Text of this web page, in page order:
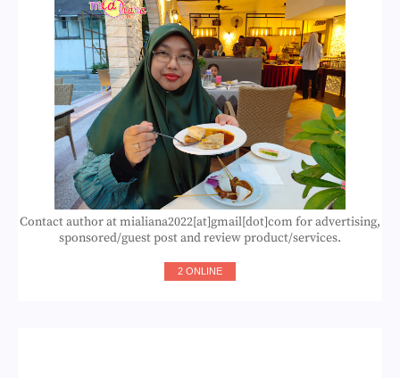
Contact author at mialiana2022[at]gmail[dot]com for advertising,
sponsored/guest post and review product/services.
2 ONLINE